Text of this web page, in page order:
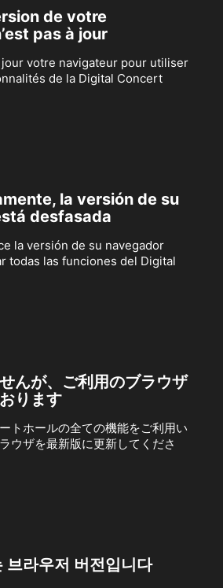
de votre
pas à jour
votre navigateur pour utiliser
de la Digital Concert
la versión de su
desfasada
la versión de su navegador
todas las funciones del Digital
んが、ご利用のブラウザ
ります
トホールの全ての機能をご利用い
ウザを最新版に更新してくださ
브라우저 버전입니다